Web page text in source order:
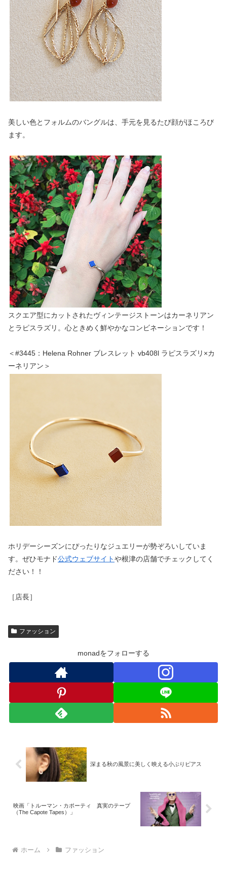
美しい色とフォルムのバングルは、手元を見るたび顔がほころび
ます。
スクエア型にカットされたヴィンテージストーンはカーネリアン
とラピスラズリ。心ときめく鮮やかなコンビネーションです！
＜#3445：Helena Rohner ブレスレット vb408l ラピスラズリ×カ
ーネリアン＞
ホリデーシーズンにぴったりなジュエリーが勢ぞろいしていま
す。ぜひモナド公式ウェブサイトや根津の店舗でチェックしてく
ださい！！
［店長］
ファッション
monadをフォローする
深まる秋の風景に美しく映える小ぶりピアス
映画「トルーマン・カポーティ 真実のテープ
（The Capote Tapes）」
ホーム ファッション